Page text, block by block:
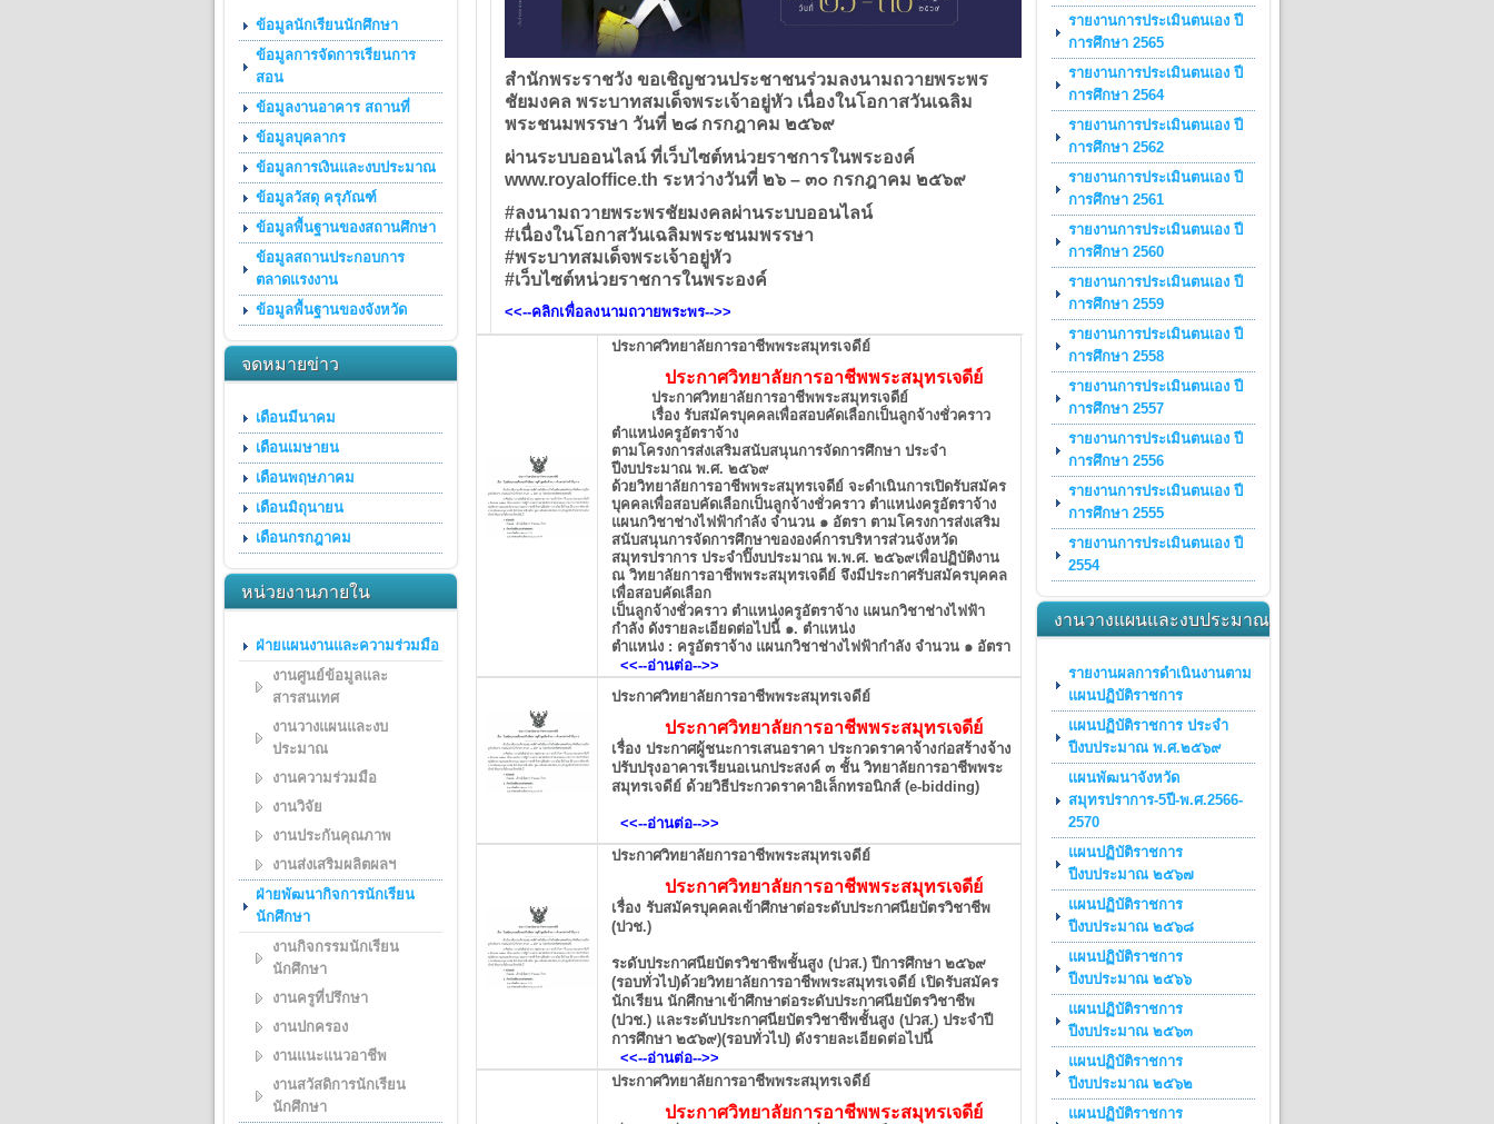
ข้อมูลนักเรียนนักศึกษา
ข้อมูลการจัดการเรียนการ
สอน
ข้อมูลงานอาคาร สถานที่
ข้อมูลบุคลากร
ข้อมูลการเงินและงบประมาณ
ข้อมูลวัสดุ ครุภัณฑ์
ข้อมูลพื้นฐานของสถานศึกษา
ข้อมูลสถานประกอบการ
ตลาดแรงงาน
ข้อมูลพื้นฐานของจังหวัด
จดหมายข่าว
เดือนมีนาคม
เดือนเมษายน
เดือนพฤษภาคม
เดือนมิถุนายน
เดือนกรกฎาคม
หน่วยงานภายใน
ฝ่ายแผนงานและความร่วมมือ
งานศูนย์ข้อมูลและ
สารสนเทศ
งานวางแผนและงบ
ประมาณ
งานความร่วมมือ
งานวิจัย
งานประกันคุณภาพ
งานส่งเสริมผลิตผลฯ
ฝ่ายพัฒนากิจการนักเรียน
นักศึกษา
งานกิจกรรมนักเรียน
นักศึกษา
งานครูที่ปรึกษา
งานปกครอง
งานแนะแนวอาชีพ
งานสวัสดิการนักเรียน
นักศึกษา
สำนักพระราชวัง ขอเชิญชวนประชาชนร่วมลงนามถวายพระพร
ชัยมงคล พระบาทสมเด็จพระเจ้าอยู่หัว เนื่องในโอกาสวันเฉลิม
พระชนมพรรษา วันที่ ๒๘ กรกฎาคม ๒๕๖๙
ผ่านระบบออนไลน์ ที่เว็บไซต์หน่วยราชการในพระองค์
www.royaloffice.th ระหว่างวันที่ ๒๖ – ๓๐ กรกฎาคม ๒๕๖๙
#ลงนามถวายพระพรชัยมงคลผ่านระบบออนไลน์
#เนื่องในโอกาสวันเฉลิมพระชนมพรรษา
#พระบาทสมเด็จพระเจ้าอยู่หัว
#เว็บไซต์หน่วยราชการในพระองค์
<<--คลิกเพื่อลงนามถวายพระพร-->>
ประกาศวิทยาลัยการอาชีพพระสมุทรเจดีย์
ประกาศวิทยาลัยการอาชีพพระสมุทรเจดีย์
ประกาศวิทยาลัยการอาชีพพระสมุทรเจดีย์
เรื่อง รับสมัครบุคคลเพื่อสอบคัดเลือกเป็นลูกจ้างชั่วคราว
ตำแหน่งครูอัตราจ้าง
ตามโครงการส่งเสริมสนับสนุนการจัดการศึกษา ประจำ
ปีงบประมาณ พ.ศ. ๒๕๖๙
ด้วยวิทยาลัยการอาชีพพระสมุทรเจดีย์ จะดำเนินการเปิดรับสมัคร
บุคคลเพื่อสอบคัดเลือกเป็นลูกจ้างชั่วคราว ตำแหน่งครูอัตราจ้าง
แผนกวิชาช่างไฟฟ้ากำลัง จำนวน ๑ อัตรา ตามโครงการส่งเสริม
สนับสนุนการจัดการศึกษาขององค์การบริหารส่วนจังหวัด
สมุทรปราการ ประจำปิ๊งบประมาณ พ.พ.ศ. ๒๕๖๙เพื่อปฏิบัติงาน
ณ วิทยาลัยการอาชีพพระสมุทรเจดีย์ จึงมีประกาศรับสมัครบุคคล
เพื่อสอบคัดเลือก
เป็นลูกจ้างชั่วคราว ตำแหน่งครูอัตราจ้าง แผนกวิชาช่างไฟฟ้า
กำลัง ดังรายละเอียดต่อไปนี้ ๑. ตำแหน่ง
ตำแหน่ง : ครูอัตราจ้าง แผนกวิชาช่างไฟฟ้ากำลัง จำนวน ๑ อัตรา
<<--อ่านต่อ-->>
ประกาศวิทยาลัยการอาชีพพระสมุทรเจดีย์
ประกาศวิทยาลัยการอาชีพพระสมุทรเจดีย์
เรื่อง ประกาศผู้ชนะการเสนอราคา ประกวดราคาจ้างก่อสร้างจ้าง
ปรับปรุงอาคารเรียนอเนกประสงค์ ๓ ชั้น วิทยาลัยการอาชีพพระ
สมุทรเจดีย์ ด้วยวิธีประกวดราคาอิเล็กทรอนิกส์ (e-bidding)
<<--อ่านต่อ-->>
ประกาศวิทยาลัยการอาชีพพระสมุทรเจดีย์
ประกาศวิทยาลัยการอาชีพพระสมุทรเจดีย์
เรื่อง รับสมัครบุคคลเข้าศึกษาต่อระดับประกาศนียบัตรวิชาชีพ
(ปวช.)
ระดับประกาศนียบัตรวิชาชีพชั้นสูง (ปวส.) ปีการศึกษา ๒๕๖๙
(รอบทั่วไป)ด้วยวิทยาลัยการอาชีพพระสมุทรเจดีย์ เปิดรับสมัคร
นักเรียน นักศึกษาเข้าศึกษาต่อระดับประกาศนียบัตรวิชาชีพ
(ปวช.) และระดับประกาศนียบัตรวิชาชีพชั้นสูง (ปวส.) ประจำปี
การศึกษา ๒๕๖๙)(รอบทั่วไป) ดังรายละเอียดต่อไปนี้
<<--อ่านต่อ-->>
ประกาศวิทยาลัยการอาชีพพระสมุทรเจดีย์
ประกาศวิทยาลัยการอาชีพพระสมุทรเจดีย์
รายงานการประเมินตนเอง ปี
การศึกษา 2565
รายงานการประเมินตนเอง ปี
การศึกษา 2564
รายงานการประเมินตนเอง ปี
การศึกษา 2562
รายงานการประเมินตนเอง ปี
การศึกษา 2561
รายงานการประเมินตนเอง ปี
การศึกษา 2560
รายงานการประเมินตนเอง ปี
การศึกษา 2559
รายงานการประเมินตนเอง ปี
การศึกษา 2558
รายงานการประเมินตนเอง ปี
การศึกษา 2557
รายงานการประเมินตนเอง ปี
การศึกษา 2556
รายงานการประเมินตนเอง ปี
การศึกษา 2555
รายงานการประเมินตนเอง ปี
2554
งานวางแผนและงบประมาณ
รายงานผลการดำเนินงานตาม
แผนปฏิบัติราชการ
แผนปฏิบัติราชการ ประจำ
ปีงบประมาณ พ.ศ.๒๕๖๙
เเผนพัฒนาจังหวัด
สมุทรปราการ-5ปี-พ.ศ.2566-
2570
แผนปฏิบัติราชการ
ปีงบประมาณ ๒๕๖๗
แผนปฏิบัติราชการ
ปีงบประมาณ ๒๕๖๘
แผนปฏิบัติราชการ
ปีงบประมาณ ๒๕๖๖
แผนปฏิบัติราชการ
ปีงบประมาณ ๒๕๖๓
แผนปฏิบัติราชการ
ปีงบประมาณ ๒๕๖๒
แผนปฏิบัติราชการ